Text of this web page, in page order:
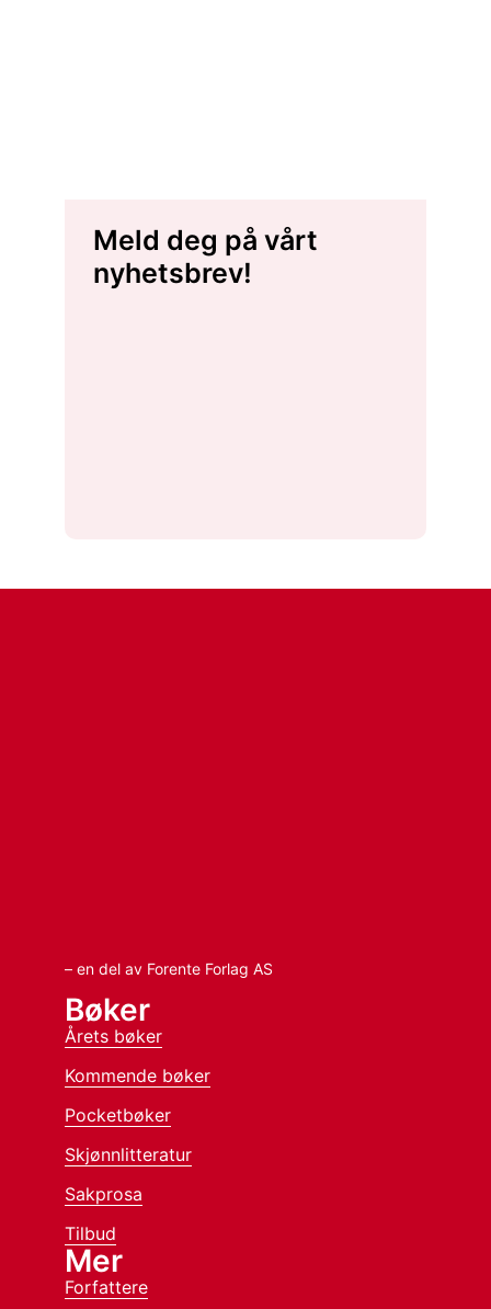
Meld deg på vårt
nyhetsbrev!
– en del av Forente Forlag AS
Bøker
Årets bøker
Kommende bøker
Pocketbøker
Skjønnlitteratur
Sakprosa
Tilbud
Mer
Forfattere